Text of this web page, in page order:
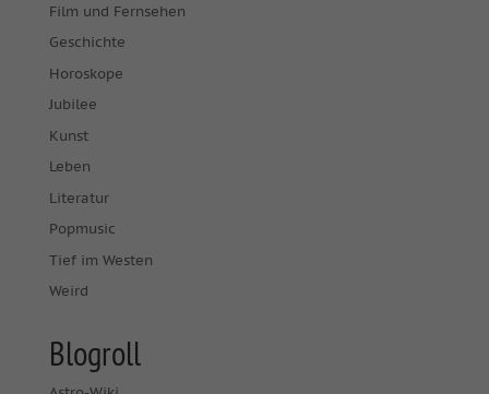
Film und Fernsehen
Geschichte
Horoskope
Jubilee
Kunst
Leben
Literatur
Popmusic
Tief im Westen
Weird
Blogroll